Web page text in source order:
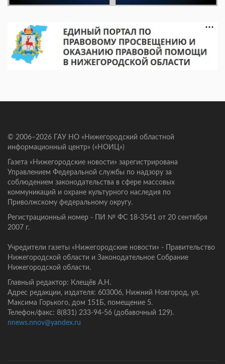
© 2006–2026 ГАУ НО «Нижегородский областной
информационный центр» («НОИЦ»)
Газета «Нижегородские новости» зарегистрирована
Управлением Федеральной службы по надзору за
соблюдением законодательства в сфере массовых
коммуникаций и охране культурного наследия по
Приволжскому федеральному округу.
Регистрационный номер - ПИ № ФС 18-3541 от 20 сентября
2007 г.
Учредители газеты «Нижегородские новости» - Правительство
Нижегородской области и Законодательное Собрание
Нижегородской области.
Главный редактор: Клещёв А.Н.
Адрес редакции, издателя: 603006, Нижний Новгород, ул.
Максима Горького, дом 151Б, помещение 5.
Телефон/факс: 8(831) 233-94-56 (добавочный 129).
nnews.nnov@yandex.ru